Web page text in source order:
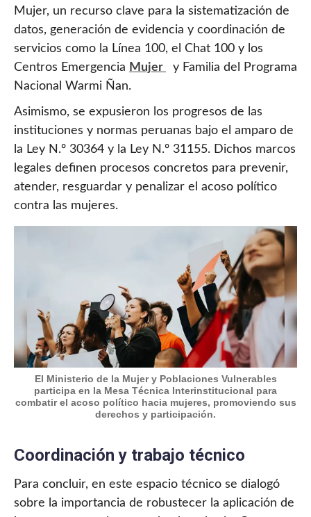
Mujer, un recurso clave para la sistematización de
datos, generación de evidencia y coordinación de
servicios como la Línea 100, el Chat 100 y los
Centros Emergencia Mujer
y Familia del Programa
Nacional Warmi Ñan.
Asimismo, se expusieron los progresos de las
instituciones y normas peruanas bajo el amparo de
la Ley N.º 30364 y la Ley N.º 31155. Dichos marcos
legales definen procesos concretos para prevenir,
atender, resguardar y penalizar el acoso político
contra las mujeres.
El Ministerio de la Mujer y Poblaciones Vulnerables
participa en la Mesa Técnica Interinstitucional para
combatir el acoso político hacia mujeres, promoviendo sus
derechos y participación.
Coordinación y trabajo técnico
Para concluir, en este espacio técnico se dialogó
sobre la importancia de robustecer la aplicación de